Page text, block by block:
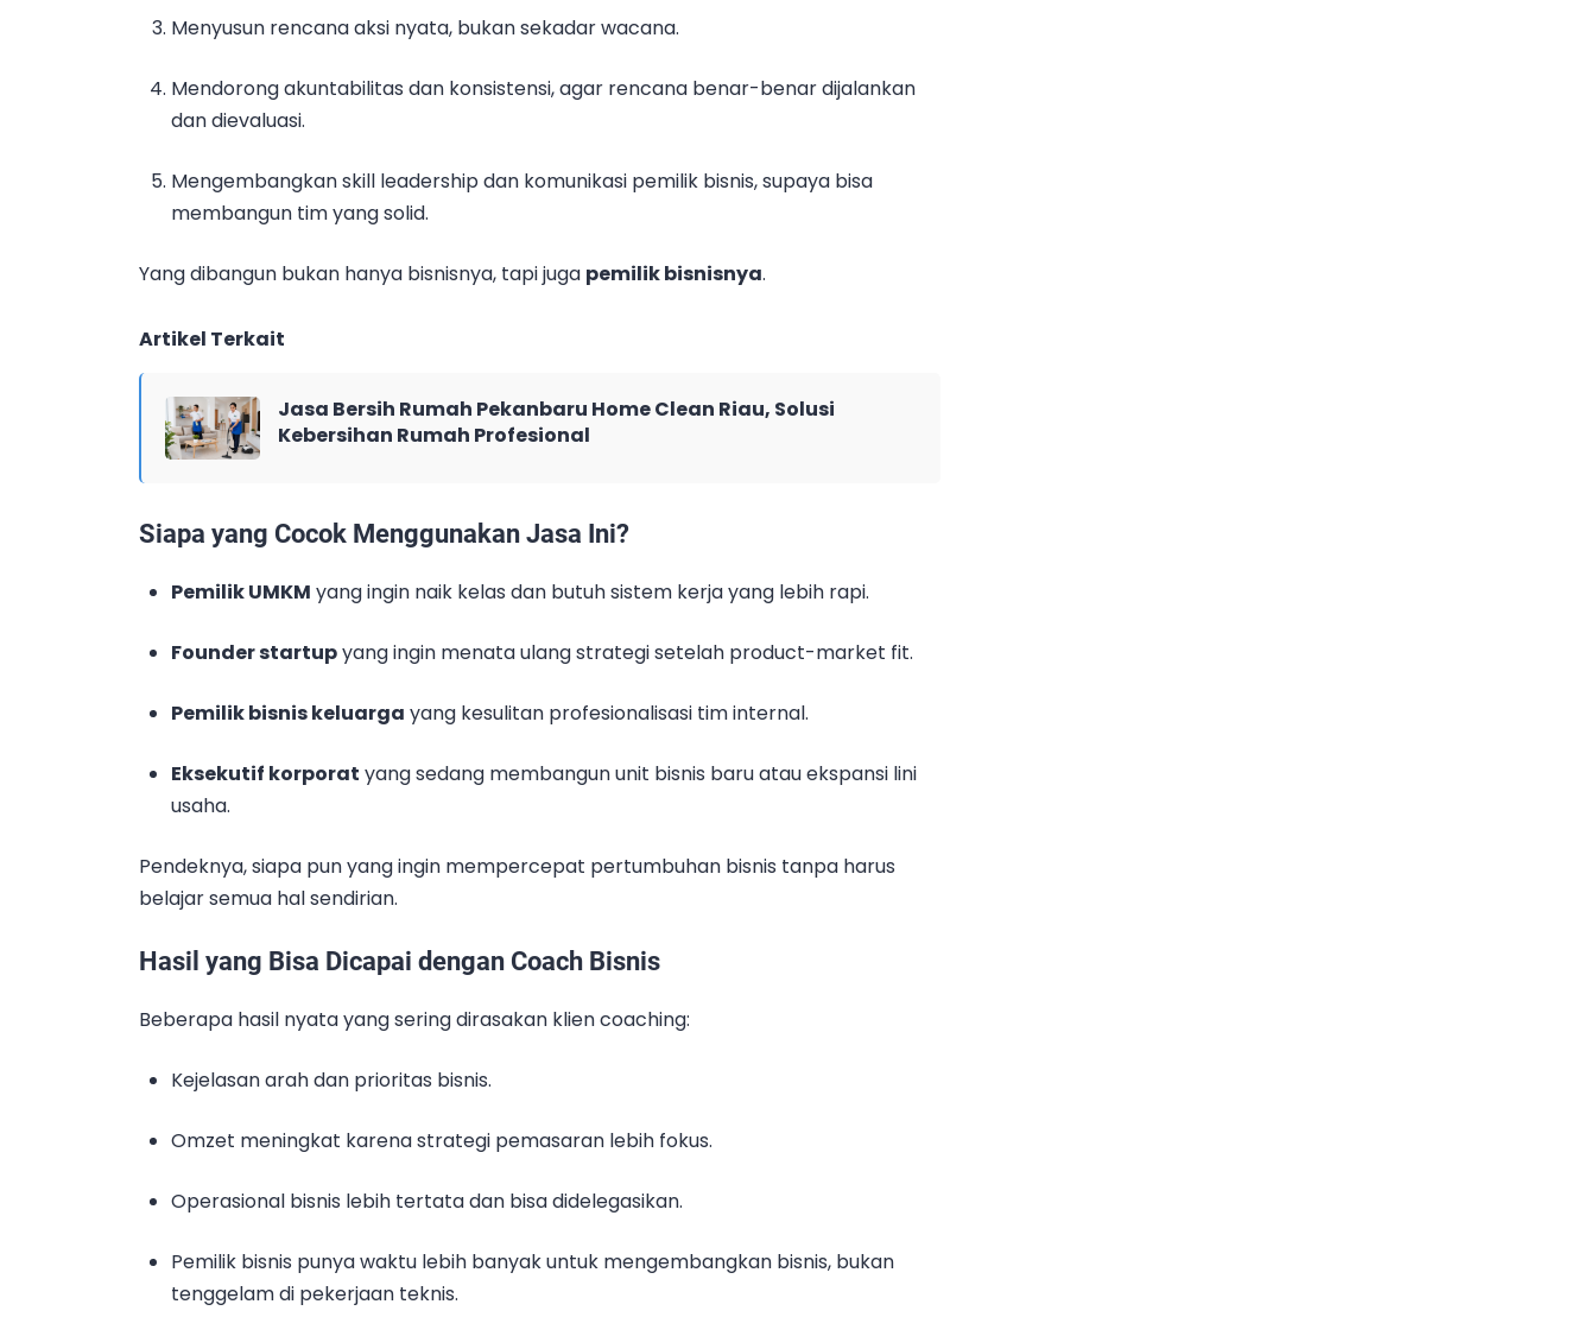
Menyusun rencana aksi nyata, bukan sekadar wacana.
Mendorong akuntabilitas dan konsistensi, agar rencana benar-benar dijalankan
dan dievaluasi.
Mengembangkan skill leadership dan komunikasi pemilik bisnis, supaya bisa
membangun tim yang solid.
Yang dibangun bukan hanya bisnisnya, tapi juga pemilik bisnisnya.
Artikel Terkait
Jasa Bersih Rumah Pekanbaru Home Clean Riau, Solusi
Kebersihan Rumah Profesional
Siapa yang Cocok Menggunakan Jasa Ini?
Pemilik UMKM yang ingin naik kelas dan butuh sistem kerja yang lebih rapi.
Founder startupyang ingin menata ulang strategi setelah product-market fit.
Pemilik bisnis keluarga yang kesulitan profesionalisasi tim internal.
Eksekutif korporat yang sedang membangun unit bisnis baru atau ekspansi lini
usaha.
Pendeknya, siapa pun yang ingin mempercepat pertumbuhan bisnis tanpa harus
belajar semua hal sendirian.
Hasil yang Bisa Dicapai dengan Coach Bisnis
Beberapa hasil nyata yang sering dirasakan klien coaching:
Kejelasan arah dan prioritas bisnis.
Omzet meningkat karena strategi pemasaran lebih fokus.
Operasional bisnis lebih tertata dan bisa didelegasikan.
Pemilik bisnis punya waktu lebih banyak untuk mengembangkan bisnis, bukan
tenggelam di pekerjaan teknis.